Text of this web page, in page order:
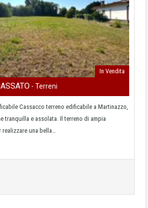
In Vendita
- Terreni
Cassacco terreno edificabile a Martinazzo,
tranquilla e assolata. Il terreno di ampia
una bella…